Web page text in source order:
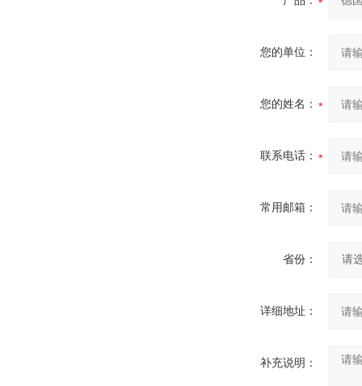
您的单位：
您的姓名：
联系电话：
常用邮箱：
省份：
详细地址：
补充说明：